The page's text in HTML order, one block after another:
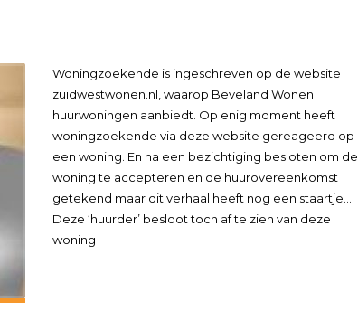
Woningzoekende is ingeschreven op de website
zuidwestwonen.nl, waarop Beveland Wonen
huurwoningen aanbiedt. Op enig moment heeft
woningzoekende via deze website gereageerd op
een woning. En na een bezichtiging besloten om de
woning te accepteren en de huurovereenkomst
getekend maar dit verhaal heeft nog een staartje….
Deze ‘huurder’ besloot toch af te zien van deze
woning